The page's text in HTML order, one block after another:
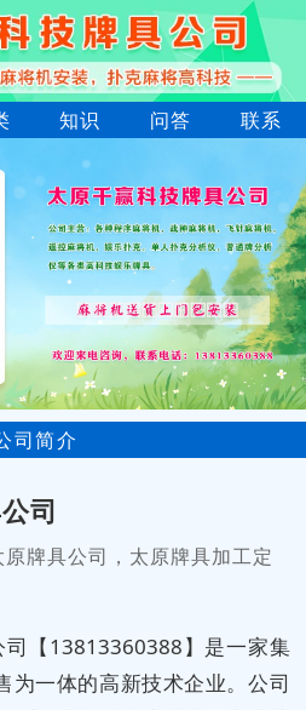
知识 问答 联系
司简介
司
牌具公司，太原牌具加工定
【13813360388】是一家集
为一体的高新技术企业。公司